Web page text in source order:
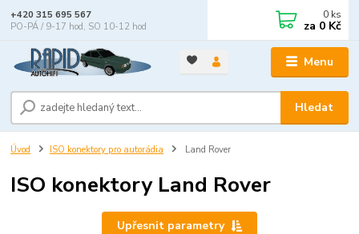
Menu
Hledat
+420 315 695 567
PO-PÁ / 9-17 hod, SO 10-12 hod
0 ks
za 0 Kč
Úvod ISO konektory pro autorádia Land Rover
ISO konektory Land Rover
Upřesnit parametry